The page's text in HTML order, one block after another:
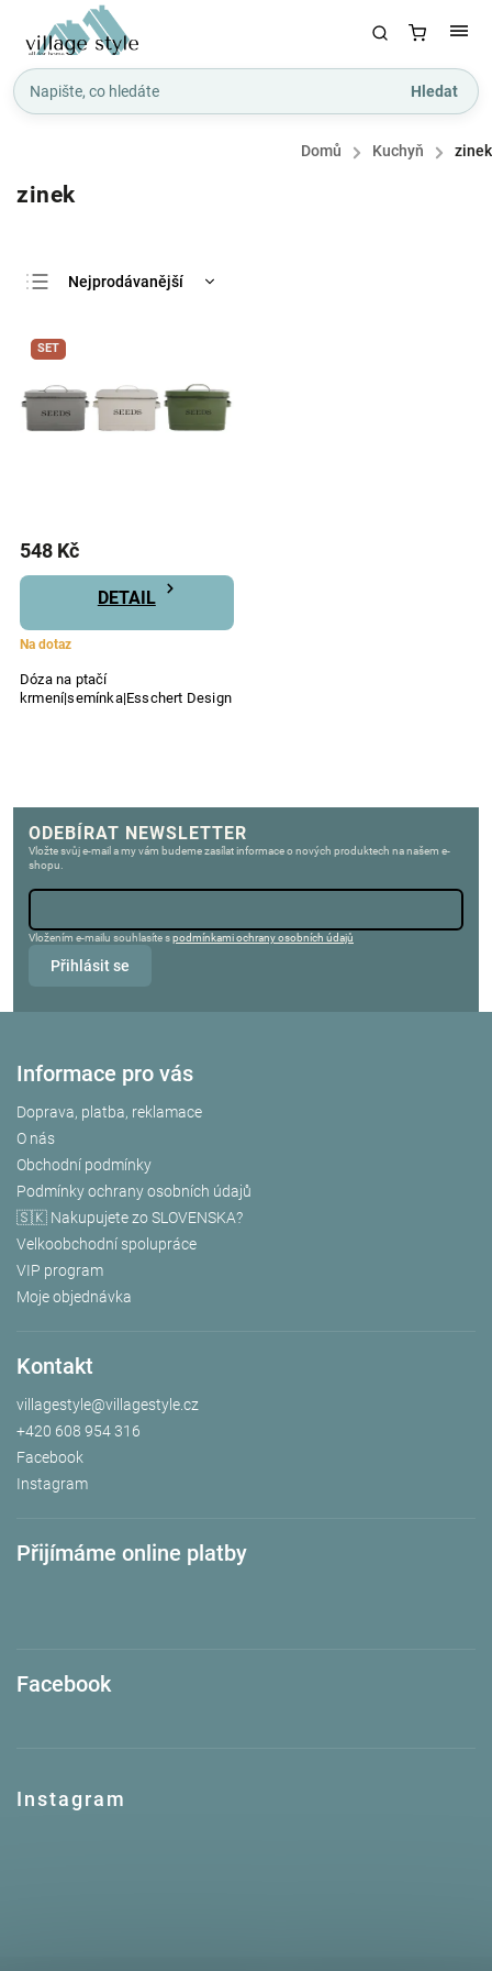
Hledat
Domů / Kuchyň / zinek
zinek
Nejprodávanější
Abecedně
SET
Dóza na ptačí
krmení|semínka|Esschert Design
Na dotaz
548 Kč
DETAIL
ODEBÍRAT NEWSLETTER
Vložte svůj e-mail a my vám budeme zasílat informace o nových produktech na našem e-
shopu.
Vložením e-mailu souhlasíte spodmínkami ochrany osobních údajů
Přihlásit se
Informace pro vás
Doprava, platba, reklamace
O nás
Obchodní podmínky
Podmínky ochrany osobních údajů
🇸🇰 Nakupujete zo SLOVENSKA?
Velkoobchodní spolupráce
VIP program
Moje objednávka
Kontakt
villagestyle@villagestyle.cz
+420 608 954 316
Facebook
Instagram
Přijímáme online platby
Facebook
Instagram